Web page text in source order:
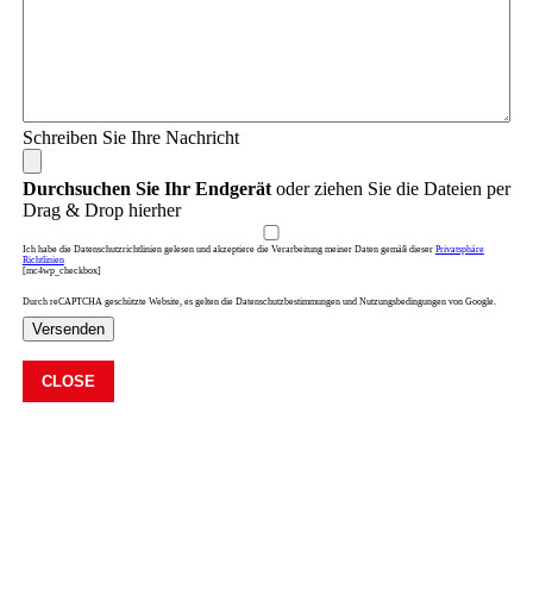
Schreiben Sie Ihre Nachricht
Durchsuchen Sie Ihr Endgerätoder ziehen Sie die Dateien per
Drag & Drop hierher
Ich habe die Datenschutzrichtlinien gelesen und akzeptiere die Verarbeitung meiner Daten gemäß dieser Privatsphäre
Richtlinien
[mc4wp_checkbox]
Durch reCAPTCHA geschützte Website, es gelten die Datenschutzbestimmungen und Nutzungsbedingungen von Google.
Versenden
CLOSE